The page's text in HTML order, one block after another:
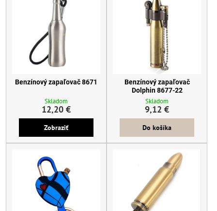
Benzínový zapaľovač 8671
Skladom
12,20 €
Zobraziť
Benzínový zapaľovač
Dolphin 8677-22
Skladom
9,12 €
Do košíka